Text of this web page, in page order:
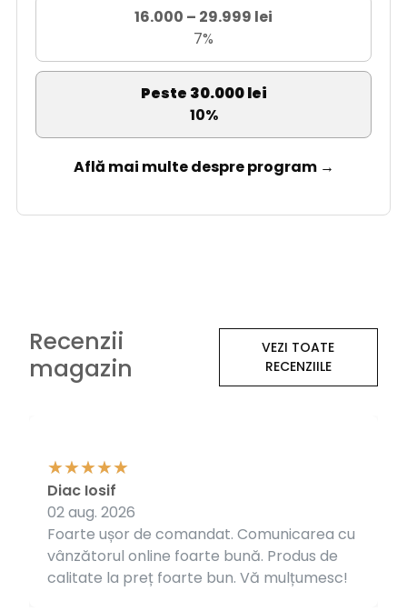
16.000 – 29.999 lei
7%
Peste 30.000 lei
10%
Află mai multe despre program →
Recenzii
magazin
VEZI TOATE
RECENZIILE
Foarte ușor de comandat. Comunicarea cu
vânzătorul online foarte bună. Produs de
calitate la preț foarte bun. Vă mulțumesc!
Diac Iosif
02 aug. 2026